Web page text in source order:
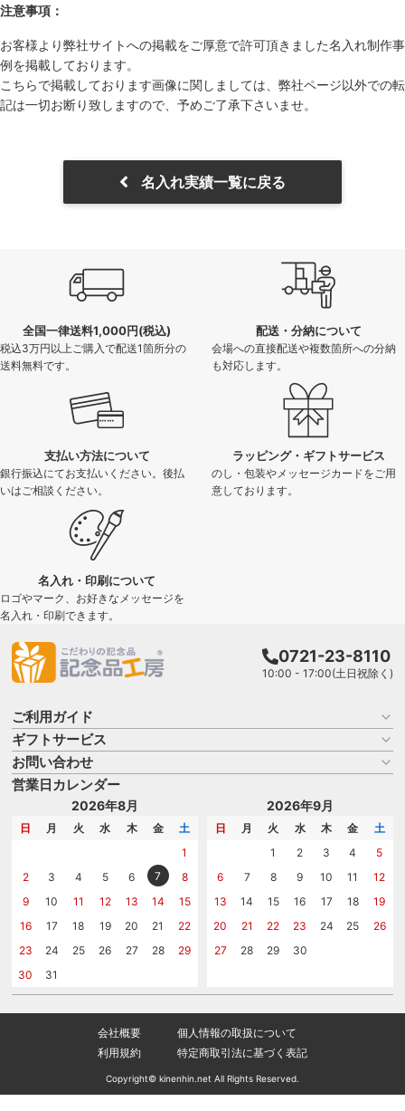
注意事項：
お客様より弊社サイトへの掲載をご厚意で許可頂きました名⼊れ制作事
例を掲載しております。
こちらで掲載しております画像に関しましては、弊社ページ以外での転
記は⼀切お断り致しますので、予めご了承下さいませ。
名入れ実績一覧に戻る
全国一律送料1,000円(税込)
税込3万円以上ご購入で配送1箇所分の
送料無料です。
配送・分納について
会場への直接配送や複数箇所への分納
も対応します。
支払い方法について
銀行振込にてお支払いください。後払
いはご相談ください。
ラッピング・ギフトサービス
のし・包装やメッセージカードをご用
意しております。
名入れ・印刷について
ロゴやマーク、お好きなメッセージを
名入れ・印刷できます。
0721-23-8110
10:00 - 17:00(土日祝除く)
ご利用ガイド
お買い物ガイド
よくある質問
はじめての記念品選び
記念品工房の使い方
ギフトサービス
名入れについて
のし
メッセージカード
お問い合わせ
商品選びを相談する
名入れについて相談する
カタログを請求する
営業日カレンダー
2026年8月
日 月 火 水 木 金
土
1
2
3 4 5 6 7
8
9
10 11 12 13 14
15
16
17 18 19 20 21
22
23
24 25 26 27 28
29
30
31
2026年9月
日 月 火 水 木 金
土
1
2 3 4
5
6
7 8 9 10 11
12
13
14 15 16 17 18
19
20
21 22 23 24 25
26
27
28 29 30
会社概要
個人情報の取扱について
利用規約
特定商取引法に基づく表記
Copyright© kinenhin.net All Rights Reserved.